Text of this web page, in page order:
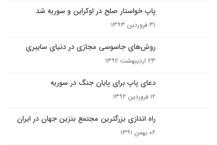
پاپ خواستار صلح در اوکراین و سوریه شد
۳۱ فروردین ۱۳۹۳
روش‌های جاسوسی‌ مجازی در دنیای سایبری
۲۳ اردیبهشت ۱۳۹۲
دعای پاپ برای پایان جنگ در سوریه
۱۲ فروردین ۱۳۹۲
راه اندازی بزرگترین مجتمع بنزین جهان در ایران
۰۶ بهمن ۱۳۹۱